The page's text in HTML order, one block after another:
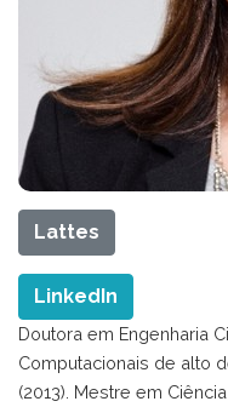
Lattes
LinkedIn
Doutora em Engenharia
Computacionais de alto
(2013). Mestre em